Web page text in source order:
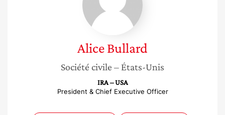
AliceBullard
Société civile – États-Unis
IRA – USA
President & Chief Executive Officer